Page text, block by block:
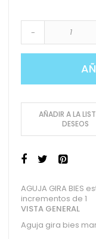
-
AÑADIR A LA
DESEOS
AGUJA GIRA
incrementos de 1
VISTA GENERAL
Aguja gira bies